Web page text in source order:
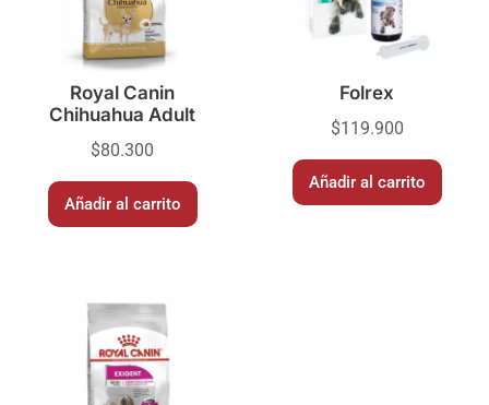
Royal Canin
Chihuahua Adult
$80.300
Añadir al carrito
Folrex
$119.900
Añadir al carrito